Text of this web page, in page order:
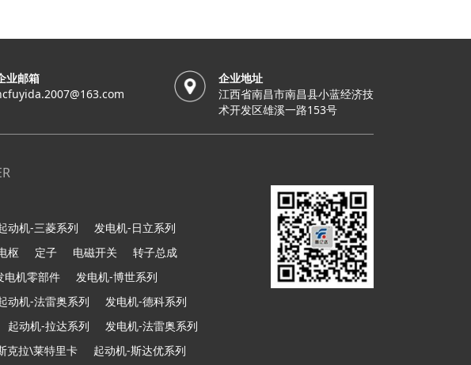
业邮箱
企业地址
江西省南昌市南昌县小蓝经济技
术开发区雄溪一路153号
动机-三菱系列
发电机-日立系列
枢 定子 电磁开关
转子总成
电机零部件
发电机-博世系列
动机-法雷奥系列
发电机-德科系列
起动机-拉达系列
发电机-法雷奥系列
克拉\莱特里卡 起动机-斯达优系列